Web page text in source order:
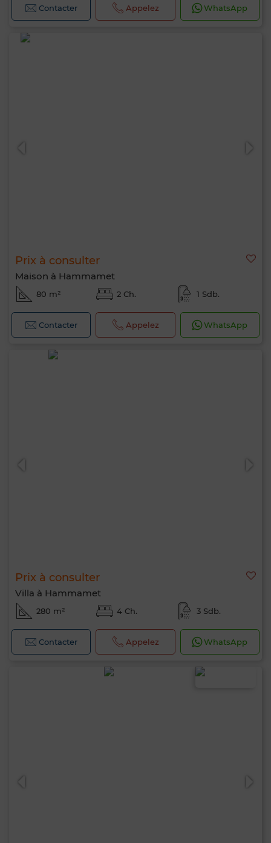
Contacter Appelez WhatsApp
Prix à consulter
Maison à Hammamet
80 m² 2 Ch. 1 Sdb.
Contacter Appelez WhatsApp
Prix à consulter
Villa à Hammamet
280 m² 4 Ch. 3 Sdb.
Contacter Appelez WhatsApp